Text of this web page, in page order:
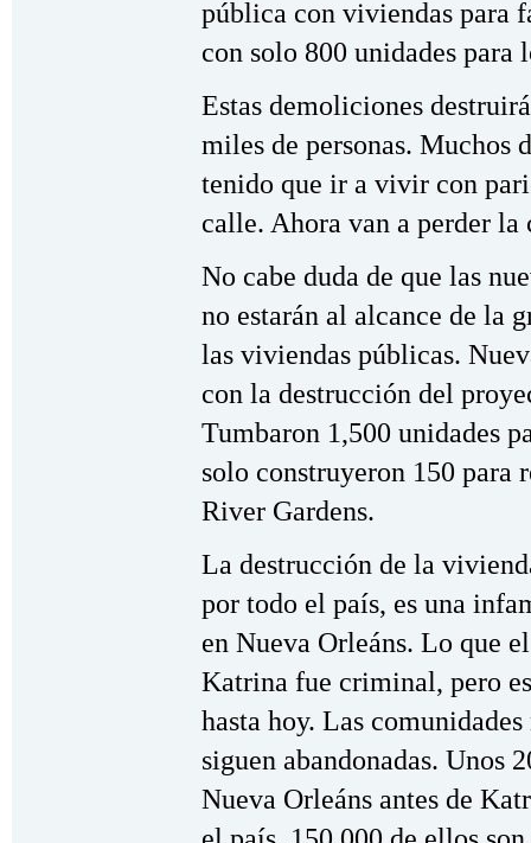
pública con viviendas para
con solo 800 unidades para
Estas demoliciones
miles de personas. Muchos
tenido que ir a vivir con
calle. Ahora van a perder la
No cabe duda de que las
no estarán al alcance de la
las viviendas públicas.
con la destrucción del
Tumbaron 1,500 unidades
solo construyeron 150 para
River Gardens.
La destrucción de la
por todo el país, es una
en Nueva Orleáns. Lo que
Katrina fue criminal, pero
hasta hoy. Las
siguen abandonadas. Unos
Nueva Orleáns antes de